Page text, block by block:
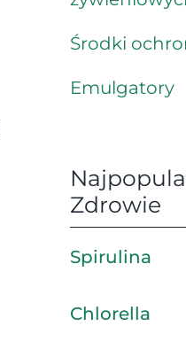
Środki
Emulgatory
Zdrowie
Spirulina
Chlorella